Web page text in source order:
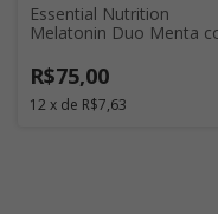
Essential Nutrition
Melatonin Duo Menta
R$75,00
12 x de R$7,63